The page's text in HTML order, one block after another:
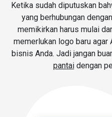
Ketika sudah diputuskan
yang berhubungan
memikirkan harus mulai
memerlukan logo baru
bisnis Anda. Jadi jangan
pantaidengan